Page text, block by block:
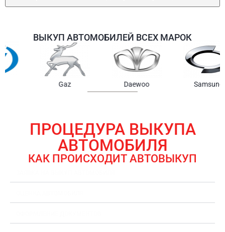
ВЫКУП АВТОМОБИЛЕЙ ВСЕХ МАРОК
Chrysler
ПРОЦЕДУРА ВЫКУПА
АВТОМОБИЛЯ
КАК ПРОИСХОДИТ АВТОВЫКУП